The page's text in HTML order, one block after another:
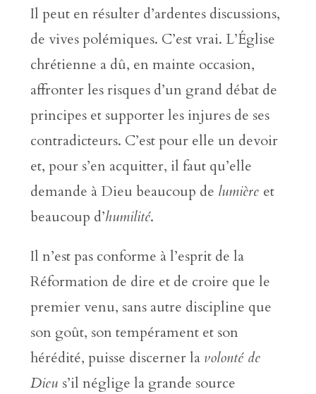
Il peut en résulter d’ardentes discussions,
de vives polémiques. C’est vrai. L’Église
chrétienne a dû, en mainte occasion,
affronter les risques d’un grand débat de
principes et supporter les injures de ses
contradicteurs. C’est pour elle un devoir
et, pour s’en acquitter, il faut qu’elle
demande à Dieu beaucoup de lumière et
beaucoup d’humilité.
Il n’est pas conforme à l’esprit de la
Réformation de dire et de croire que le
premier venu, sans autre discipline que
son goût, son tempérament et son
hérédité, puisse discerner la volonté de
Dieu s’il néglige la grande source